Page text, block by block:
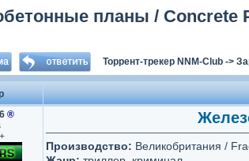
планы / Concrete
Торрент-трекер NNM-Club->
®
Производство: Великобритания /